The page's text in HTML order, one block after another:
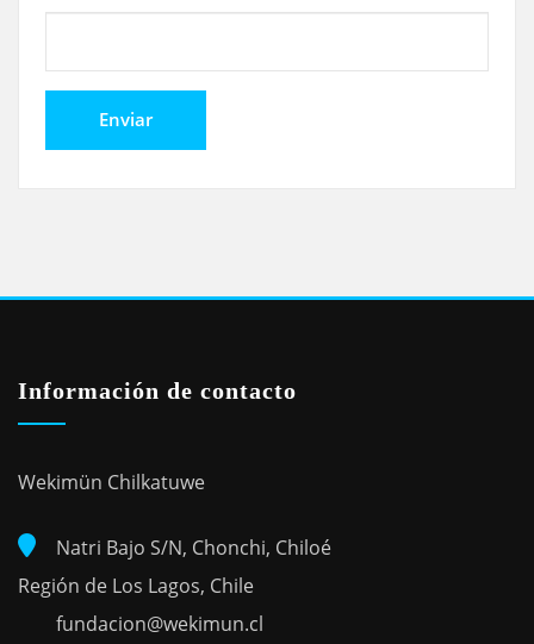
Información de contacto
Wekimün Chilkatuwe
Natri Bajo S/N, Chonchi, Chiloé
Región de Los Lagos, Chile
fundacion@wekimun.cl